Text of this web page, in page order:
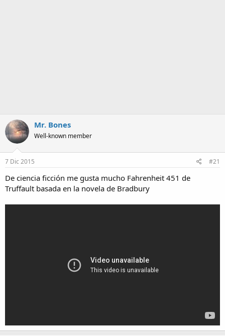
Mr. Bones
Well-known member
7 Dic 2015 #21
De ciencia ficción me gusta mucho Fahrenheit 451 de
Truffault basada en la novela de Bradbury